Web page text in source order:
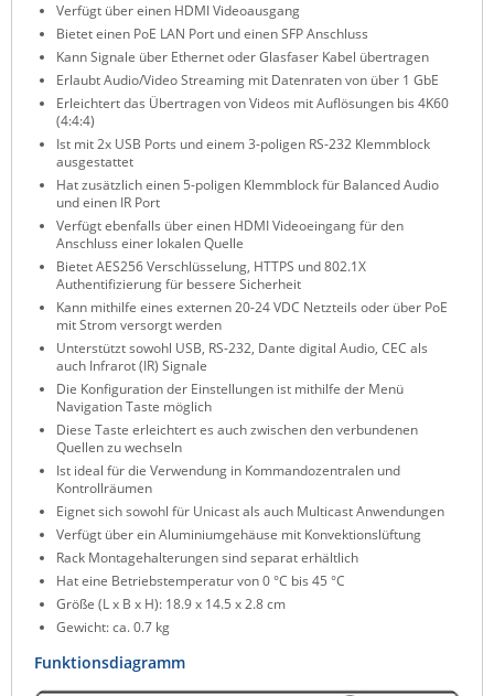
Teltonika
Unwired Networks
Vision
WATTECO
Westermo
Yuasa
ZPE Systems
News zu unseren Herstellern
Verfügt über einen HDMI Videoausgang
Bietet einen PoE LAN Port und einen SFP Anschluss
Kann Signale über Ethernet oder Glasfaser Kabel übertragen
Erlaubt Audio/Video Streaming mit Datenraten von über 1 GbE
Erleichtert das Übertragen von Videos mit Auflösungen bis 4K60
(4:4:4)
Ist mit 2x USB Ports und einem 3-poligen RS-232 Klemmblock
ausgestattet
Hat zusätzlich einen 5-poligen Klemmblock für Balanced Audio
und einen IR Port
Verfügt ebenfalls über einen HDMI Videoeingang für den
Anschluss einer lokalen Quelle
Bietet AES256 Verschlüsselung, HTTPS und 802.1X
Authentifizierung für bessere Sicherheit
Kann mithilfe eines externen 20-24 VDC Netzteils oder über PoE
mit Strom versorgt werden
Unterstützt sowohl USB, RS-232, Dante digital Audio, CEC als
auch Infrarot (IR) Signale
Die Konfiguration der Einstellungen ist mithilfe der Menü
Navigation Taste möglich
Diese Taste erleichtert es auch zwischen den verbundenen
Quellen zu wechseln
Ist ideal für die Verwendung in Kommandozentralen und
Kontrollräumen
Eignet sich sowohl für Unicast als auch Multicast Anwendungen
Verfügt über ein Aluminiumgehäuse mit Konvektionslüftung
Rack Montagehalterungen sind separat erhältlich
Hat eine Betriebstemperatur von 0 °C bis 45 °C
Größe (L x B x H): 18.9 x 14.5 x 2.8 cm
Gewicht: ca. 0.7 kg
Funktionsdiagramm